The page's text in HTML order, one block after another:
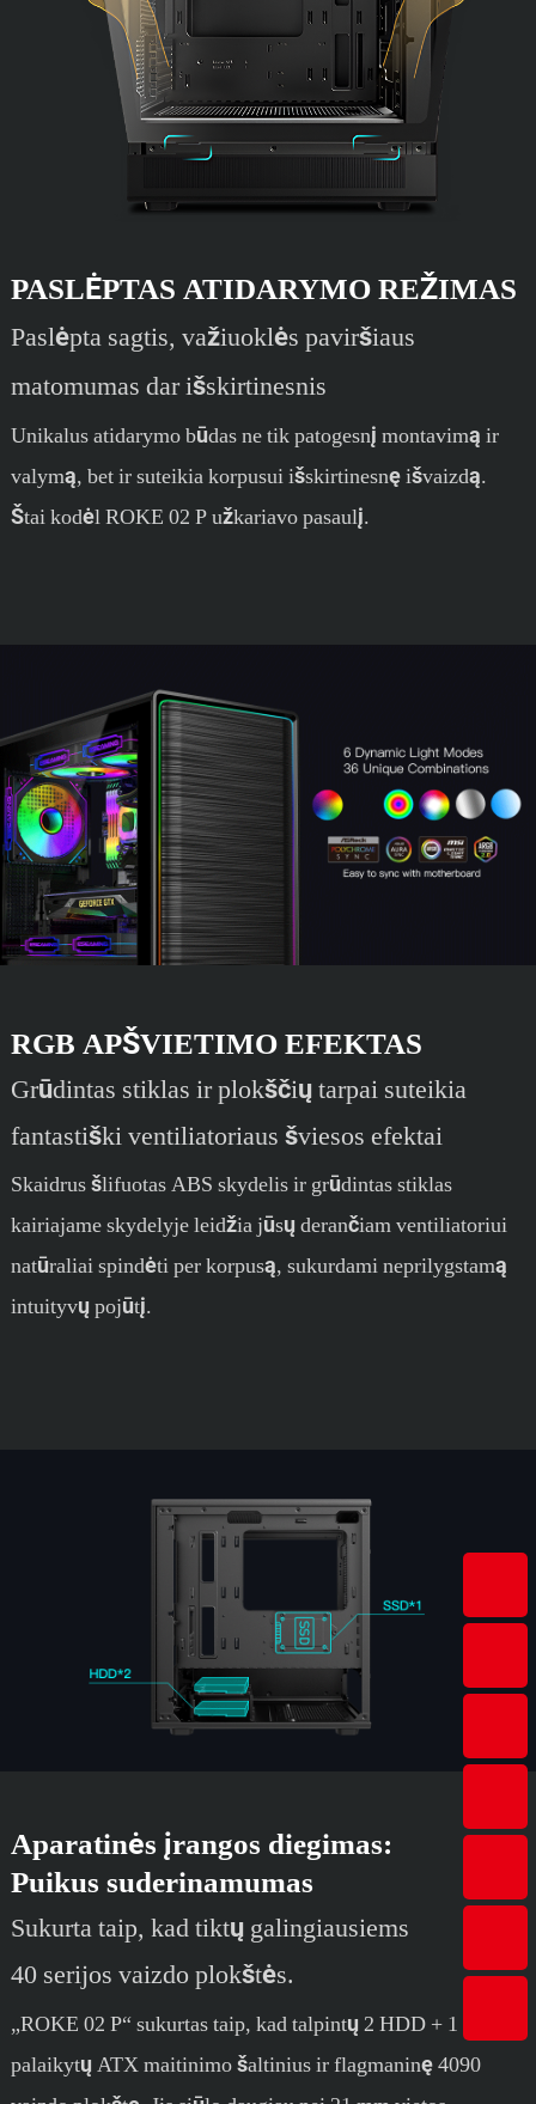
PASLĖPTAS ATIDARYMO REŽIMAS
Paslėpta sagtis, važiuoklės paviršiaus
matomumas dar išskirtinesnis
Unikalus atidarymo būdas ne tik patogesnį montavimą ir
valymą, bet ir suteikia korpusui išskirtinesnę išvaizdą.
Štai kodėl ROKE 02 P užkariavo pasaulį.
RGB APŠVIETIMO EFEKTAS
Grūdintas stiklas ir plokščių tarpai suteikia
fantastiški ventiliatoriaus šviesos efektai
Skaidrus šlifuotas ABS skydelis ir grūdintas stiklas
kairiajame skydelyje leidžia jūsų derančiam ventiliatoriui
natūraliai spindėti per korpusą, sukurdami neprilygstamą
intuityvų pojūtį.
Aparatinės įrangos diegimas:
Puikus suderinamumas
Sukurta taip, kad tiktų galingiausiems
40 serijos vaizdo plokštės.
„ROKE 02 P“ sukurtas taip, kad talpintų 2 HDD + 1 SSD,
palaikytų ATX maitinimo šaltinius ir flagmaninę 4090